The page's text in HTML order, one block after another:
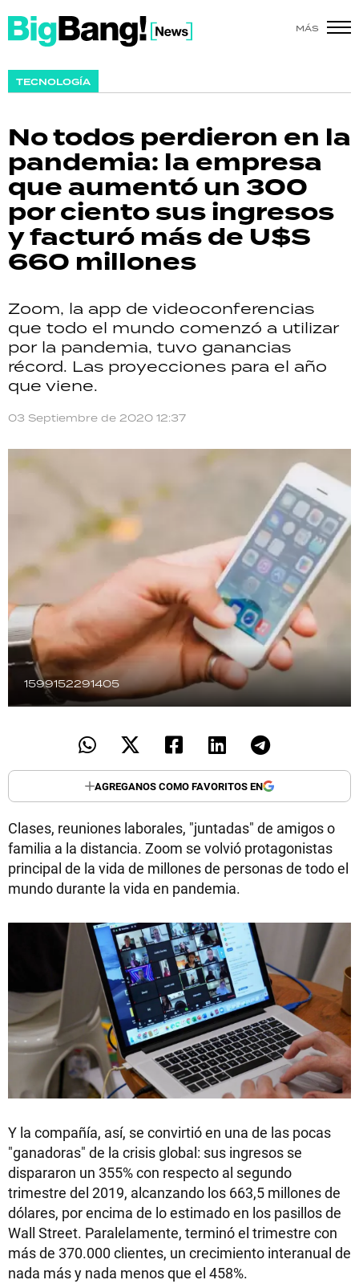
MÁS
TECNOLOGÍA
No todos perdieron en la
pandemia: la empresa
que aumentó un 300
por ciento sus ingresos
y facturó más de U$S
660 millones
Zoom, la app de videoconferencias
que todo el mundo comenzó a utilizar
por la pandemia, tuvo ganancias
récord. Las proyecciones para el año
que viene.
03 Septiembre de 2020 12:37
1599152291405
AGREGANOS COMO FAVORITOS EN
Clases, reuniones laborales, "juntadas" de amigos o
familia a la distancia. Zoom se volvió protagonistas
principal de la vida de millones de personas de todo el
mundo durante la vida en pandemia.
Y la compañía, así, se convirtió en una de las pocas
"ganadoras" de la crisis global: sus ingresos se
dispararon un 355% con respecto al segundo
trimestre del 2019, alcanzando los 663,5 millones de
dólares, por encima de lo estimado en los pasillos de
Wall Street. Paralelamente, terminó el trimestre con
más de 370.000 clientes, un crecimiento interanual de
nada más y nada menos que el 458%.
SHOW
ACTUALIDAD
POLICIALES
ECONOMÍA
GRAN HERMANO
SALUD
DEPORTES
TECNOLOGÍA
RECETAS
PALABRAS
HORÓSCOPO
Seguinos